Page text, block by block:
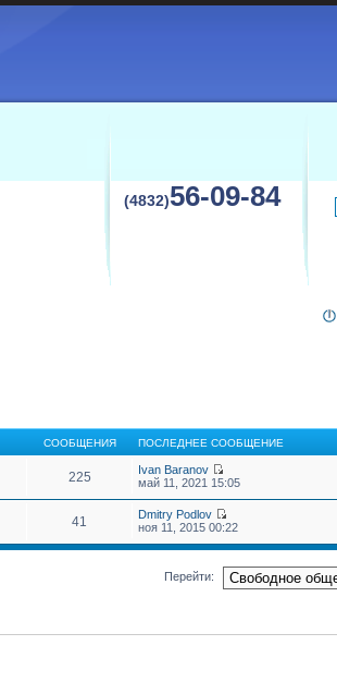
(4832)56-09-84
СООБЩЕНИЯ ПОСЛЕДНЕЕ СООБЩЕНИЕ
225
Ivan Baranov
май 11, 2021 15:05
41
Dmitry Podlov
ноя 11, 2015 00:22
Перейти: